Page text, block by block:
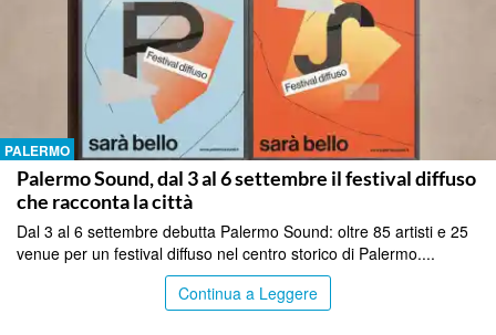
PALERMO
Palermo Sound, dal 3 al 6 settembre il festival diffuso
che racconta la città
Dal 3 al 6 settembre debutta Palermo Sound: oltre 85 artisti e 25
venue per un festival diffuso nel centro storico di Palermo....
Continua a Leggere